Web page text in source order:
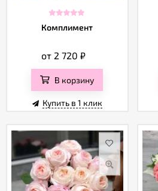
Комплимент
от 2 720₽
В корзину
Купить в 1 клик